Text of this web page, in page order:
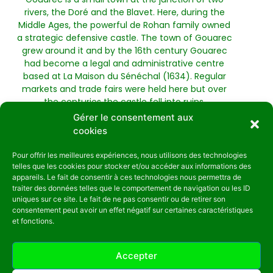
Gérer le consentement aux
cookies
Pour offrir les meilleures expériences, nous utilisons des technologies
telles que les cookies pour stocker et/ou accéder aux informations des
appareils. Le fait de consentir à ces technologies nous permettra de
traiter des données telles que le comportement de navigation ou les ID
uniques sur ce site. Le fait de ne pas consentir ou de retirer son
consentement peut avoir un effet négatif sur certaines caractéristiques
et fonctions.
Accepter
rivers, the Doré and the Blavet. Here, during the
Middle Ages, the powerful de Rohan family owned
a strategic defensive castle. The town of Gouarec
grew around it and by the 16th century Gouarec
had become a legal and administrative centre
based at La Maison du Sénéchal (1634). Regular
markets and trade fairs were held here but over
the centuries the castle fell into ruins.